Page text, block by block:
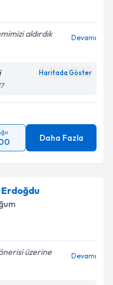
aldırdık
Devamı
Haritada Göster
Daha Fazla
Erdoğdu
üzerine
Devamı